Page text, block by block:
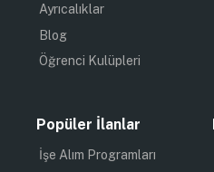
Ayrıcalıklar
Blog
Öğrenci Kulüpleri
Popüler İlanlar
İşe Alım Programları